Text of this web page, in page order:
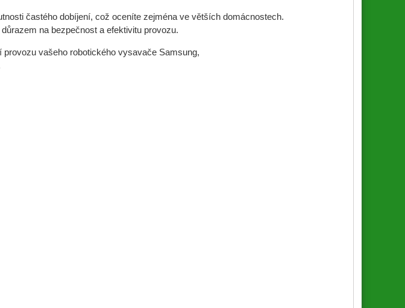
častého dobíjení, což oceníte zejména ve větších domácnostech.
na bezpečnost a efektivitu provozu.
provozu vašeho robotického vysavače Samsung,